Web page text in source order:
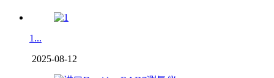
1...
2025-08-12